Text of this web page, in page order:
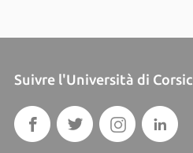
Suivre l'Università di